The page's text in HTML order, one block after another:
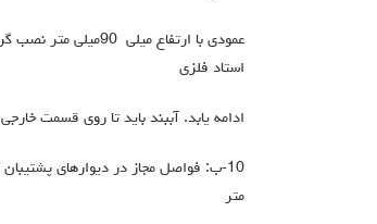
استاد فلزي
ادامه یابد. آببند باید تا روي قسمت
متر